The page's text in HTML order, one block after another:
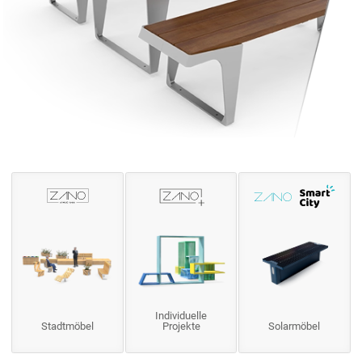
Stadtmöbel
Individuelle
Projekte
Solarmöbel